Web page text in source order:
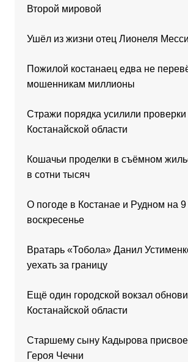
Второй мировой
Ушёл из жизни отец Лионеля Месси
Пожилой костанаец едва не
мошенникам миллионы
Стражи порядка усилили проверки
Костанайской области
Кошачьи проделки в съёмном
в сотни тысяч
О погоде в Костанае и Рудном на 9
воскресенье
Вратарь «Тобола» Данил
уехать за границу
Ещё один городской вокзал
Костанайской области
Старшему сыну Кадырова
Героя Чечни